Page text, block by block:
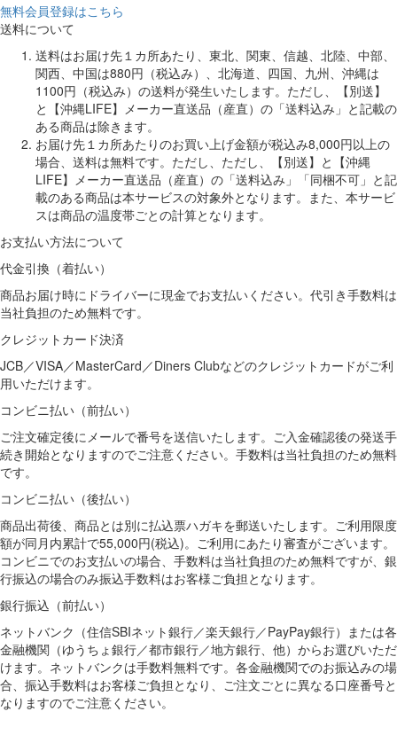
無料会員登録はこちら
送料について
送料はお届け先１カ所あたり、東北、関東、信越、北陸、中部、
関西、中国は880円（税込み）、北海道、四国、九州、沖縄は
1100円（税込み）の送料が発生いたします。ただし、【別送】
と【沖縄LIFE】メーカー直送品（産直）の「送料込み」と記載の
ある商品は除きます。
お届け先１カ所あたりのお買い上げ金額が税込み8,000円以上の
場合、送料は無料です。ただし、ただし、【別送】と【沖縄
LIFE】メーカー直送品（産直）の「送料込み」「同梱不可」と記
載のある商品は本サービスの対象外となります。また、本サービ
スは商品の温度帯ごとの計算となります。
お支払い方法について
代金引換（着払い）
商品お届け時にドライバーに現金でお支払いください。代引き手数料は
当社負担のため無料です。
クレジットカード決済
JCB／VISA／MasterCard／Diners Clubなどのクレジットカードがご利
用いただけます。
コンビニ払い（前払い）
ご注文確定後にメールで番号を送信いたします。ご入金確認後の発送手
続き開始となりますのでご注意ください。手数料は当社負担のため無料
です。
コンビニ払い（後払い）
商品出荷後、商品とは別に払込票ハガキを郵送いたします。ご利用限度
額が同月内累計で55,000円(税込)。ご利用にあたり審査がございます。
コンビニでのお支払いの場合、手数料は当社負担のため無料ですが、銀
行振込の場合のみ振込手数料はお客様ご負担となります。
銀行振込（前払い）
ネットバンク（住信SBIネット銀行／楽天銀行／PayPay銀行）または各
金融機関（ゆうちょ銀行／都市銀行／地方銀行、他）からお選びいただ
けます。ネットバンクは手数料無料です。各金融機関でのお振込みの場
合、振込手数料はお客様ご負担となり、ご注文ごとに異なる口座番号と
なりますのでご注意ください。